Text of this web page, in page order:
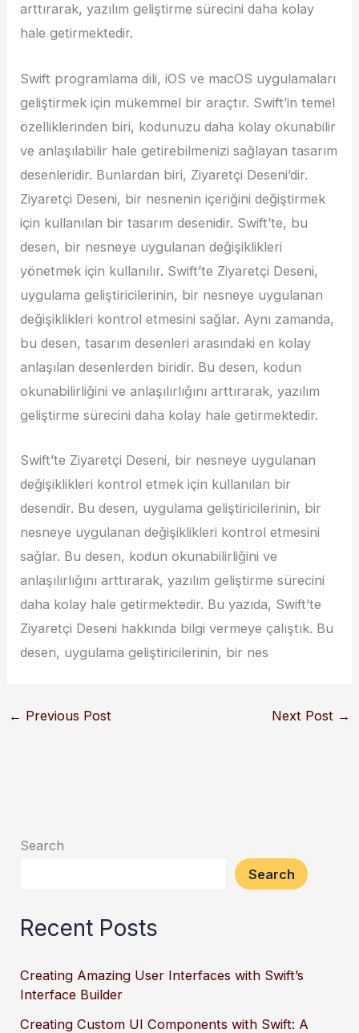
arttırarak, yazılım geliştirme sürecini daha kolay
hale getirmektedir.
Swift programlama dili, iOS ve macOS uygulamaları
geliştirmek için mükemmel bir araçtır. Swift’in temel
özelliklerinden biri, kodunuzu daha kolay okunabilir
ve anlaşılabilir hale getirebilmenizi sağlayan tasarım
desenleridir. Bunlardan biri, Ziyaretçi Deseni’dir.
Ziyaretçi Deseni, bir nesnenin içeriğini değiştirmek
için kullanılan bir tasarım desenidir. Swift’te, bu
desen, bir nesneye uygulanan değişiklikleri
yönetmek için kullanılır. Swift’te Ziyaretçi Deseni,
uygulama geliştiricilerinin, bir nesneye uygulanan
değişiklikleri kontrol etmesini sağlar. Aynı zamanda,
bu desen, tasarım desenleri arasındaki en kolay
anlaşılan desenlerden biridir. Bu desen, kodun
okunabilirliğini ve anlaşılırlığını arttırarak, yazılım
geliştirme sürecini daha kolay hale getirmektedir.
Swift’te Ziyaretçi Deseni, bir nesneye uygulanan
değişiklikleri kontrol etmek için kullanılan bir
desendir. Bu desen, uygulama geliştiricilerinin, bir
nesneye uygulanan değişiklikleri kontrol etmesini
sağlar. Bu desen, kodun okunabilirliğini ve
anlaşılırlığını arttırarak, yazılım geliştirme sürecini
daha kolay hale getirmektedir. Bu yazıda, Swift’te
Ziyaretçi Deseni hakkında bilgi vermeye çalıştık. Bu
desen, uygulama geliştiricilerinin, bir nes
← Previous Post Next Post →
Search
Search
Recent Posts
Creating Amazing User Interfaces with Swift’s
Interface Builder
Creating Custom UI Components with Swift: A